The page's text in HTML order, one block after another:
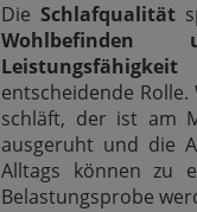
Die Schlafqualität
Leistungsfähigkeit
entscheidende
schläft, der ist am
ausgeruht und die
Alltags können zu
Belastungsprobe